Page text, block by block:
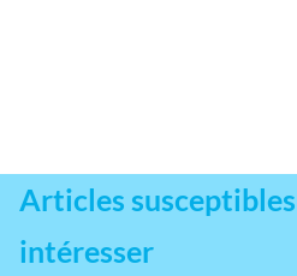
Articles
intéresser